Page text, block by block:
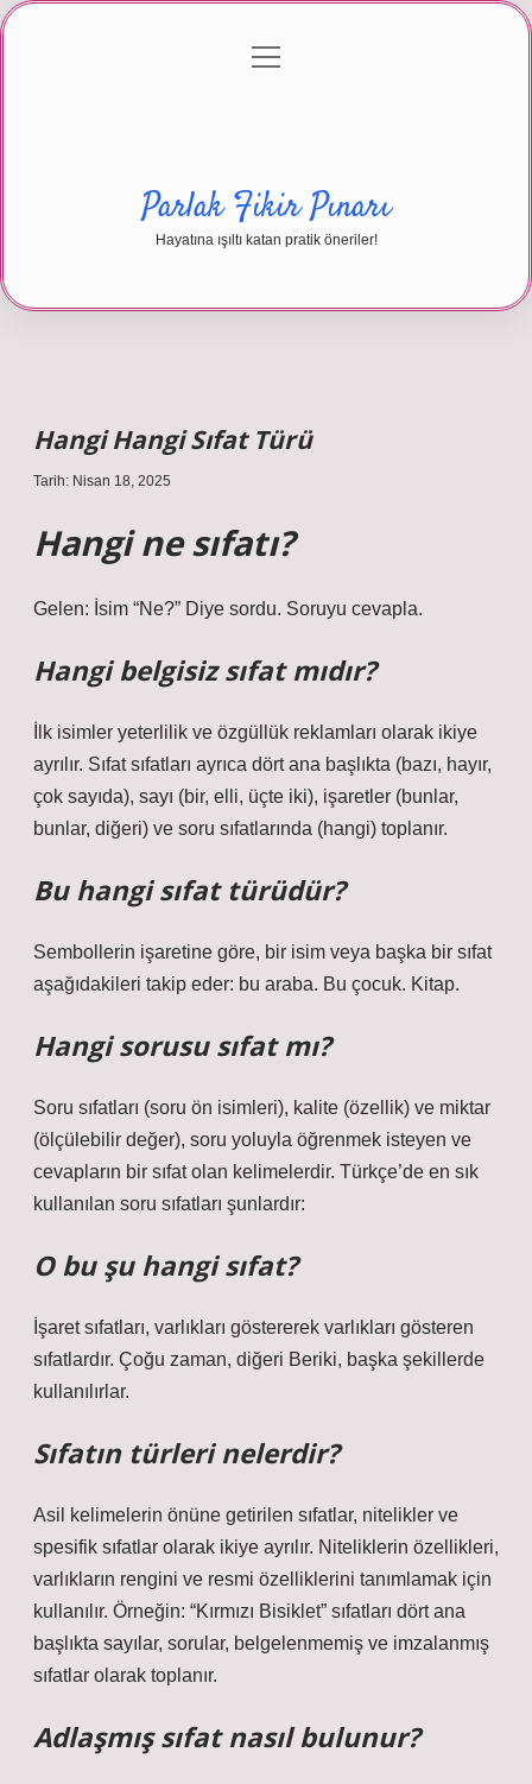
Gizlilik Politikası
menüyü
Parlak Fikir Pınarı
Hayatına ışıltı katan pratik öneriler!
Hangi Hangi Sıfat Türü
Tarih: Nisan 18, 2025
Hangi ne sıfatı?
Gelen: İsim “Ne?” Diye sordu. Soruyu cevapla.
Hangi belgisiz sıfat mıdır?
İlk isimler yeterlilik ve özgüllük reklamları olarak ikiye
ayrılır. Sıfat sıfatları ayrıca dört ana başlıkta (bazı, hayır,
çok sayıda), sayı (bir, elli, üçte iki), işaretler (bunlar,
bunlar, diğeri) ve soru sıfatlarında (hangi) toplanır.
Bu hangi sıfat türüdür?
Sembollerin işaretine göre, bir isim veya başka bir sıfat
aşağıdakileri takip eder: bu araba. Bu çocuk. Kitap.
Hangi sorusu sıfat mı?
Soru sıfatları (soru ön isimleri), kalite (özellik) ve miktar
(ölçülebilir değer), soru yoluyla öğrenmek isteyen ve
cevapların bir sıfat olan kelimelerdir. Türkçe’de en sık
kullanılan soru sıfatları şunlardır:
O bu şu hangi sıfat?
İşaret sıfatları, varlıkları göstererek varlıkları gösteren
sıfatlardır. Çoğu zaman, diğeri Beriki, başka şekillerde
kullanılırlar.
Sıfatın türleri nelerdir?
Asil kelimelerin önüne getirilen sıfatlar, nitelikler ve
spesifik sıfatlar olarak ikiye ayrılır. Niteliklerin özellikleri,
varlıkların rengini ve resmi özelliklerini tanımlamak için
kullanılır. Örneğin: “Kırmızı Bisiklet” sıfatları dört ana
başlıkta sayılar, sorular, belgelenmemiş ve imzalanmış
sıfatlar olarak toplanır.
Adlaşmış sıfat nasıl bulunur?